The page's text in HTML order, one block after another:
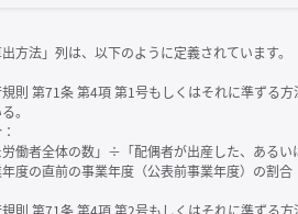
方法」列は、以下のように定義されています。
則 第71条 第4項 第1号もしくはそれに準ずる
。
労働者全体の数」÷「配偶者が出産した、ある
度の直前の事業年度（公表前事業年度）の割合
則 第71条 第4項 第2号もしくはそれに準ずる